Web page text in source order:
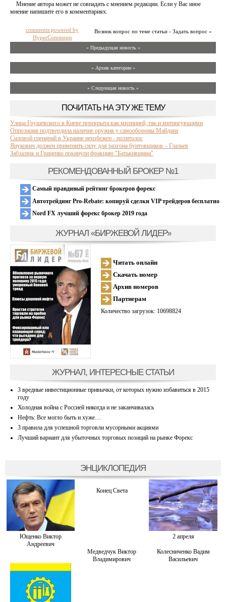
Мнение автора может не совпадать с мнением редакции. Если у Вас иное
мнение напишите его в комментариях.
Возник вопрос по теме статьи - Задать вопрос »
comments powered by
HyperComments
« Предыдущая новость «
» Архив категории «
» Следующая новость »
ПОЧИТАТЬ НА ЭТУ ЖЕ ТЕМУ
Улица Грушевского в Киеве перекрыта как милицией, так и митингующими
Оппозиция подтвердила наличие оружия у самообороны Майдана
Силовой сценарий в Украине неизбежен - политолог
Янукович должен применить силу для разгона бунтовщиков – Глазьев
Забзалюк и Гриценко покинули фракцию "Батькивщина"
РЕКОМЕНДОВАННЫЙ БРОКЕР №1
Самый правдивый рейтинг брокеров форекс
Автотрейдинг Pro-Rebate: копируй сделки VIP трейдеров бесплатно
Nord FX лучший форекс брокер 2019 года
ЖУРНАЛ «БИРЖЕВОЙ ЛИДЕР»
Читать онлайн
Скачать номер
Архив номеров
Партнерам
Количество загрузок: 10698824
ЖУРНАЛ, ИНТЕРЕСНЫЕ СТАТЬИ
3 вредные инвестиционные привычки, от которых нужно избавиться в 2015
году
Холодная война с Россией никогда и не заканчивалась
Нефть: Все могло быть и хуже…
3 правила для успешной торговли мусорными акциями
Лучший вариант для убыточных торговых позиций на рынке Форекс
ЭНЦИКЛОПЕДИЯ
Ющенко Виктор
Андреевич
Конец Света
2 апреля
Медведчук Виктор
Владимирович
Колесниченко Вадим
Васильевич